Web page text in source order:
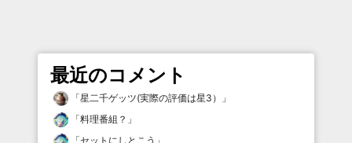
最近のコメント
「星二千ゲッツ(実際の評価は星3）
」
「料理番組？ 」
「セットにしとこう 」